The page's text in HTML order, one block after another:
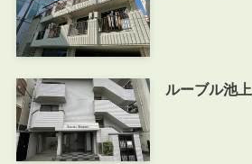
ルーブル池上